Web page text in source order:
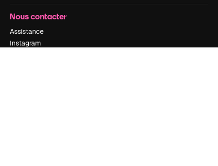
Nous contacter
Assistance
Instagram